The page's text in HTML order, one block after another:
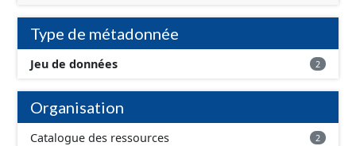
Type de métadonnée
Jeu de données 2
Organisation
Catalogue des ressources 2